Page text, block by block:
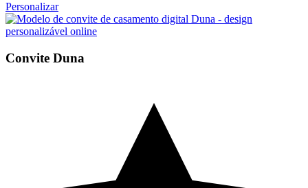
Personalizar
Convite Duna